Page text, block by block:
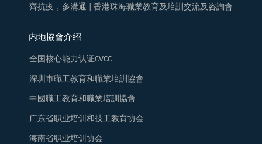
齊抗疫，多溝通 | 香港珠海職業教育及培訓交流及咨詢會
内地協會介绍
全国核心能力认证CVCC
深圳市職工教育和職業培訓協會
中國職工教育和職業培訓協會
广东省职业培训和技工教育协会
海南省职业培训协会